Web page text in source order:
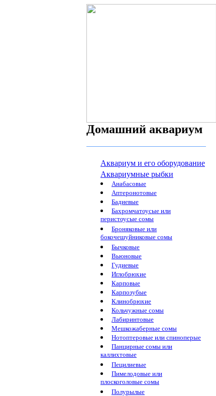
Домашний аквариум
Аквариум и его оборудование
Аквариумные рыбки
Анабасовые
Аптеронотовые
Бадиевые
Бахромчатоусые или
перистоусые сомы
Броняковые или
бокочешуйниковые сомы
Бычковые
Вьюновые
Гудиевые
Иглобрюхие
Карповые
Карпозубые
Клинобрюхие
Кольчужные сомы
Лабиринтовые
Мешкожаберные сомы
Нотоптеровые или спиноперые
Панцирные сомы или
каллихтовые
Пецилиевые
Пимелодовые или
плоскоголовые сомы
Полурылые